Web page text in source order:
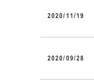
2020/11/19
2020/09/28